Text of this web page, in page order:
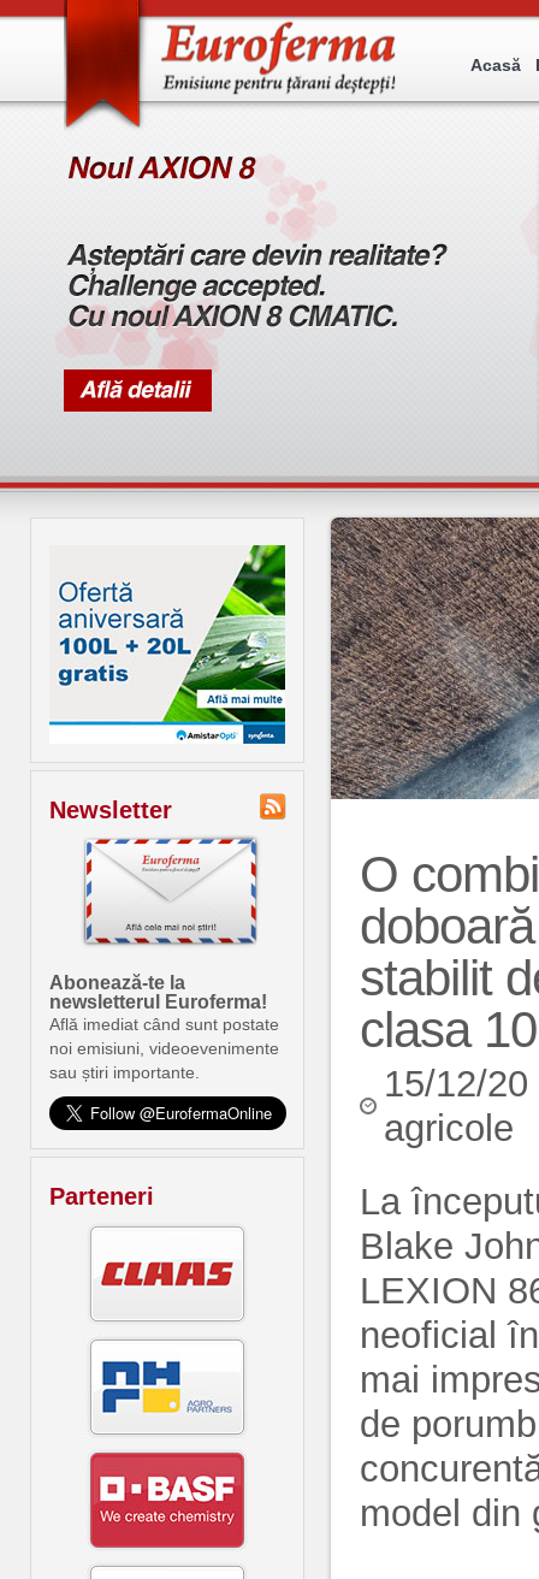
Acasă
Newsletter
Abonează-te la
newsletterul Euroferma!
Află imediat când sunt postate
noi emisiuni, videoevenimente
sau știri importante.
Parteneri
O
stabilit
clasa 10
15/12/
agricole
La
Blake
LEXION
neoficial
mai
de
model din